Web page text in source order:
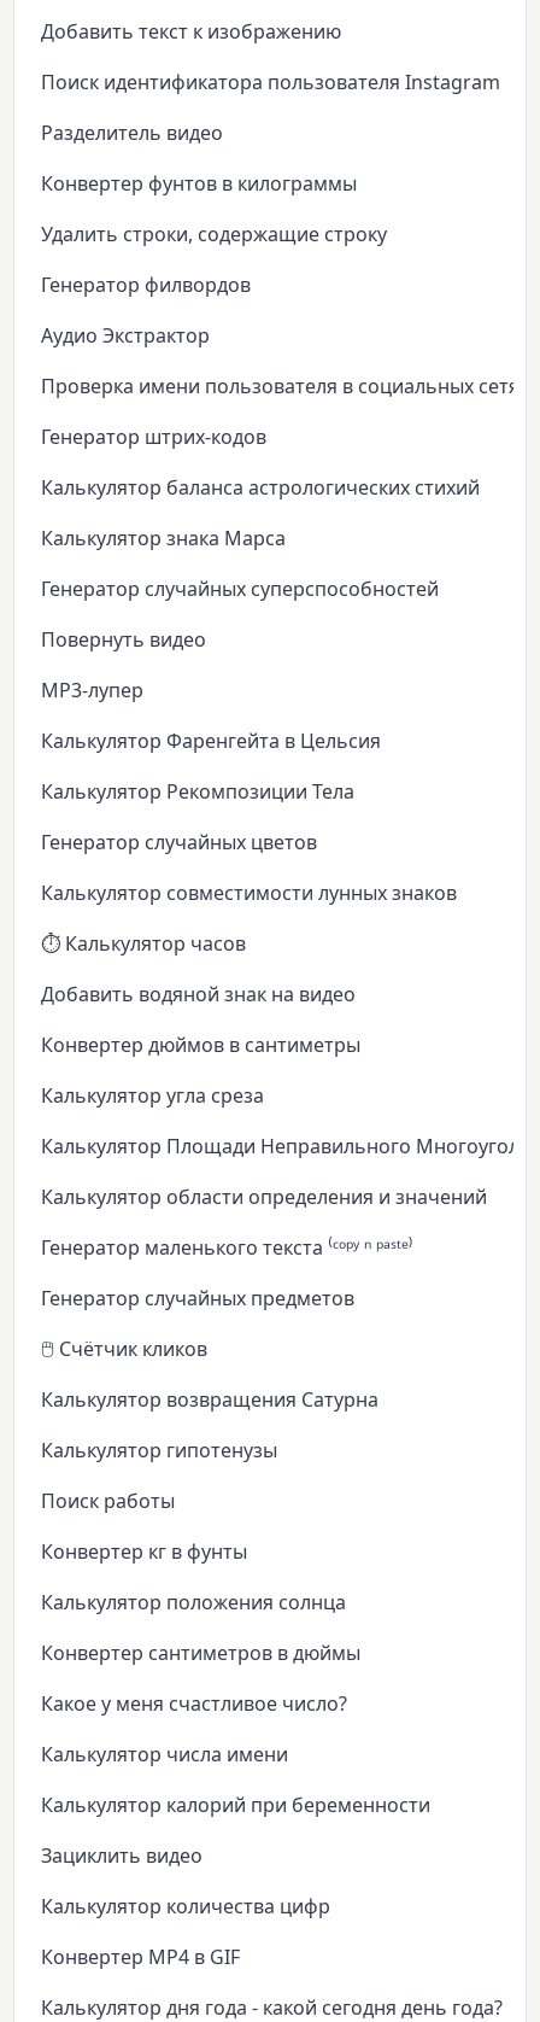
Добавить текст к изображению
Поиск идентификатора пользователя Instagram
Разделитель видео
Конвертер фунтов в килограммы
Удалить строки, содержащие строку
Генератор филвордов
Аудио Экстрактор
Проверка имени пользователя в социальных сетях
Генератор штрих-кодов
Калькулятор баланса астрологических стихий
Калькулятор знака Марса
Генератор случайных суперспособностей
Повернуть видео
MP3-лупер
Калькулятор Фаренгейта в Цельсия
Калькулятор Рекомпозиции Тела
Генератор случайных цветов
Калькулятор совместимости лунных знаков
⏱️ Калькулятор часов
Добавить водяной знак на видео
Конвертер дюймов в сантиметры
Калькулятор угла среза
Калькулятор Площади Неправильного
Калькулятор области определения и значений
Генератор маленького текста ⁽ᶜᵒᵖʸ ⁿ ᵖᵃˢᵗᵉ⁾
Генератор случайных предметов
🖱️ Счётчик кликов
Калькулятор возвращения Сатурна
Калькулятор гипотенузы
Поиск работы
Конвертер кг в фунты
Калькулятор положения солнца
Конвертер сантиметров в дюймы
Какое у меня счастливое число?
Калькулятор числа имени
Калькулятор калорий при беременности
Зациклить видео
Калькулятор количества цифр
Конвертер MP4 в GIF
Калькулятор дня года - какой сегодня день года?